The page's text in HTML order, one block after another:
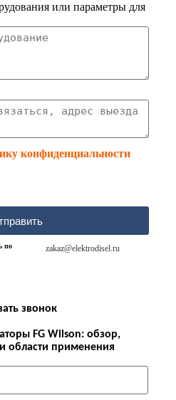
или параметры для
конфиденциальности
по
zakaz@elektrodisel.ru
звонок
FG Wilson: обзор,
области применения